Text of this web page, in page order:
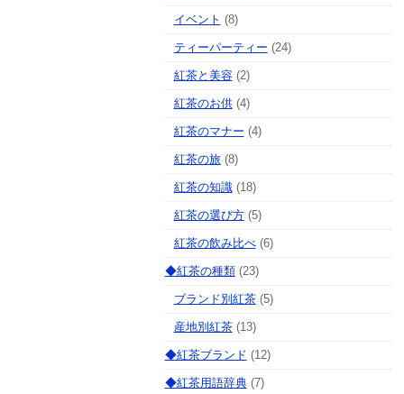
イベント (8)
ティーパーティー (24)
紅茶と美容(2)
紅茶のお供(4)
紅茶のマナー (4)
紅茶の旅(8)
紅茶の知識(18)
紅茶の選び方(5)
紅茶の飲み比べ(6)
◆紅茶の種類(23)
ブランド別紅茶(5)
産地別紅茶(13)
◆紅茶ブランド (12)
◆紅茶用語辞典(7)